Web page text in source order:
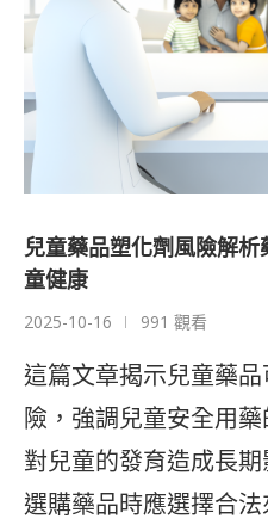
兒童藥品塑化劑風險解
童健康
2025-10-16 991 觀看
這篇文章揭示兒童藥
險，強調兒童安全用
對兒童的發育造成長
選購藥品時應選擇合